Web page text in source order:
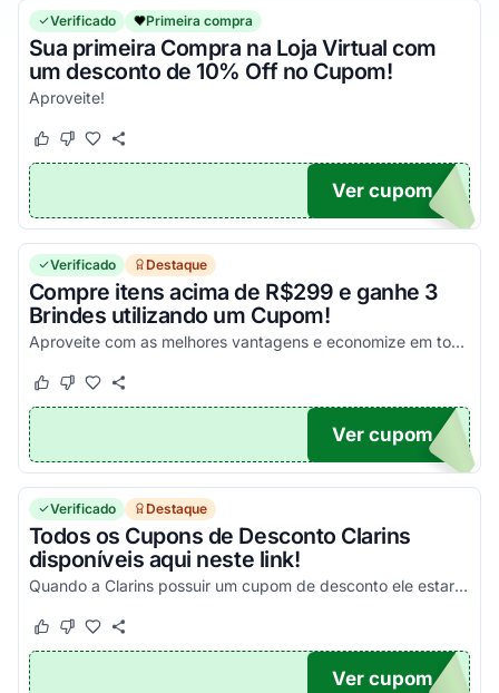
que você pode encontrar no ramo de cosméticos!
Verificado Primeira compra
Sua primeira Compra na Loja Virtual com
um desconto de 10% Off no Cupom!
Aproveite!
Este cupom funcionou
Este cupom não funcionou
RINS
Ver cupom
Verificado Destaque
Compre itens acima de R$299 e ganhe 3
Brindes utilizando um Cupom!
Aproveite com as melhores vantagens e economize em todas as suas compras de uma maneira simplesmente incríel!
Este cupom funcionou
Este cupom não funcionou
CE
Ver cupom
Verificado Destaque
Todos os Cupons de Desconto Clarins
disponíveis aqui neste link!
Quando a Clarins possuir um cupom de desconto ele estará te esperando aqui!
Este cupom funcionou
Este cupom não funcionou
TICO
Ver cupom